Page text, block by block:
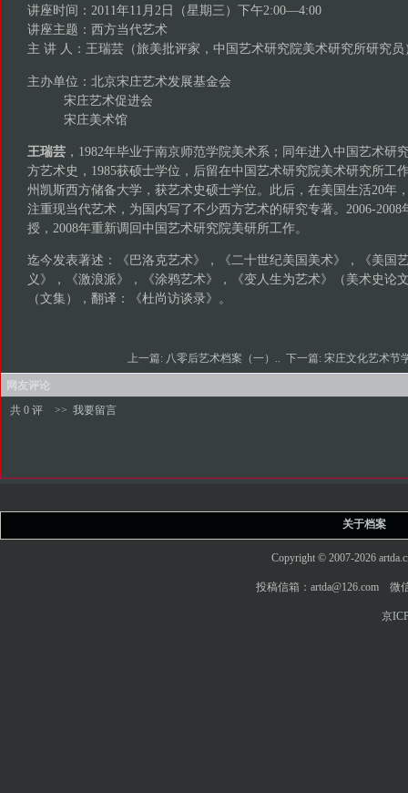
讲座时间：2011年11月2日（星期三）下午2:00—4:00
讲座主题：西方当代艺术
主 讲 人：王瑞芸（旅美批评家，中国艺术研究院美术研究所研究员
主办单位：北京宋庄艺术发展基金会
宋庄艺术促进会
宋庄美术馆
王瑞芸，1982年毕业于南京师范学院美术系；同年进入中国艺术研
方艺术史，1985获硕士学位，后留在中国艺术研究院美术研究所工
州凯斯西方储备大学，获艺术史硕士学位。此后，在美国生活20年
注重现当代艺术，为国内写了不少西方艺术的研究专著。2006-
授，2008年重新调回中国艺术研究院美研所工作。
迄今发表著述：《巴洛克艺术》，《二十世纪美国美术》，《美国
义》，《激浪派》，《涂鸦艺术》，《变人生为艺术》（美术史论
（文集），翻译：《杜尚访谈录》。
上一篇: 八零后艺术档案（一）.. 下一篇: 宋庄文化艺术节
网友评论
共 0 评
>> 我要留言
关于档案
Copyright © 2007-2026
投稿信箱：artda@126.com 微
京